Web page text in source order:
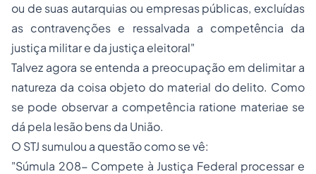
ou de suas autarquias ou empresas públicas, excluídas
as contravenções e ressalvada a competência da
justiça militar e da justiça eleitoral"
Talvez agora se entenda a preocupação em delimitar a
natureza da coisa objeto do material do delito. Como
se pode observar a competência ratione materiae se
dá pela lesão bens da União.
O STJ sumulou a questão como se vê:
"Súmula 208- Compete à Justiça Federal processar e